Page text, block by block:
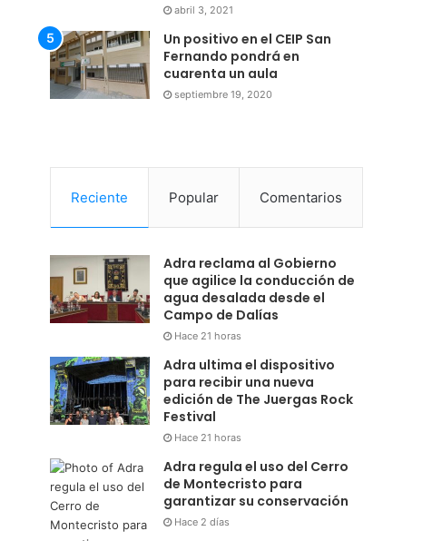
abril 3, 2021
Un positivo en el CEIP San
Fernando pondrá en
cuarenta un aula
septiembre 19, 2020
Reciente Popular Comentarios
Adra reclama al Gobierno
que agilice la conducción de
agua desalada desde el
Campo de Dalías
Hace 21 horas
Adra ultima el dispositivo
para recibir una nueva
edición de The Juergas Rock
Festival
Hace 21 horas
Adra regula el uso del Cerro
de Montecristo para
garantizar su conservación
Hace 2 días